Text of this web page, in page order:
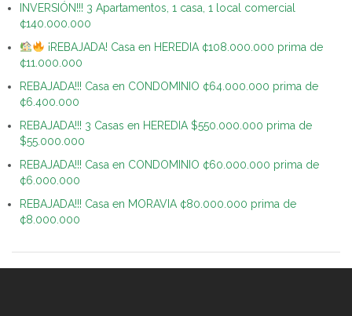
INVERSIÓN!!! 3 Apartamentos, 1 casa, 1 local comercial
¢140.000.000
¡REBAJADA! Casa en HEREDIA ¢108.000.000 prima de
¢11.000.000
REBAJADA!!! Casa en CONDOMINIO ¢64.000.000 prima de
¢6.400.000
REBAJADA!!! 3 Casas en HEREDIA $550.000.000 prima de
$55.000.000
REBAJADA!!! Casa en CONDOMINIO ¢60.000.000 prima de
¢6.000.000
REBAJADA!!! Casa en MORAVIA ¢80.000.000 prima de
¢8.000.000